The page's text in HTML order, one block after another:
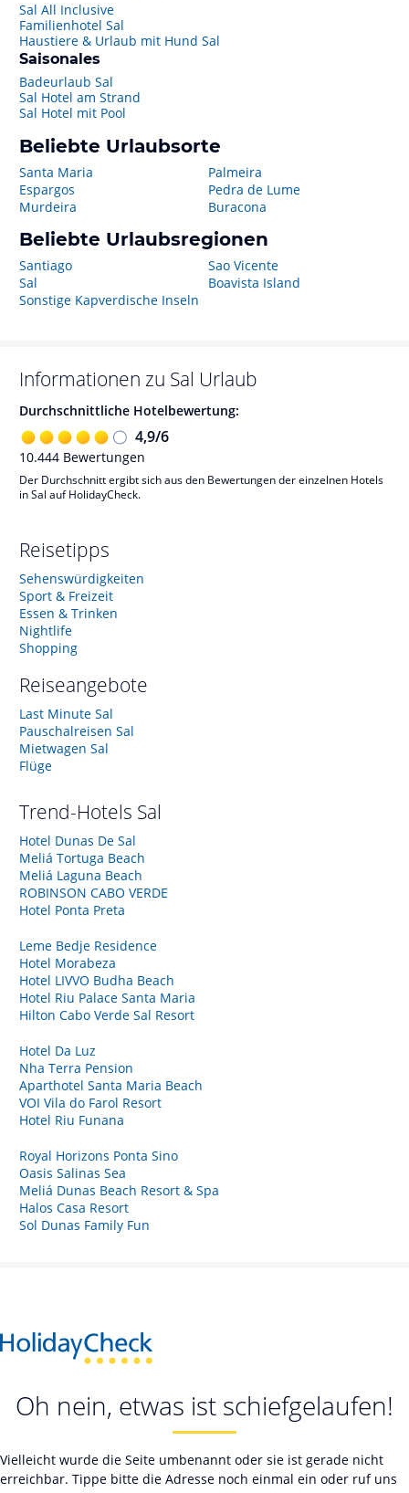
Sal All Inclusive
Familienhotel Sal
Haustiere & Urlaub mit Hund Sal
Saisonales
Badeurlaub Sal
Sal Hotel am Strand
Sal Hotel mit Pool
Beliebte Urlaubsorte
Santa Maria
Espargos
Murdeira
Palmeira
Pedra de Lume
Buracona
Beliebte Urlaubsregionen
Santiago
Sal
Sonstige Kapverdische Inseln
Sao Vicente
Boavista Island
Informationen zu Sal Urlaub
Durchschnittliche Hotelbewertung:
4,9/6
10.444 Bewertungen
Der Durchschnitt ergibt sich aus den Bewertungen der einzelnen Hotels
in Sal auf HolidayCheck.
Reisetipps
Sehenswürdigkeiten
Sport & Freizeit
Essen & Trinken
Nightlife
Shopping
Reiseangebote
Last Minute Sal
Pauschalreisen Sal
Mietwagen Sal
Flüge
Trend-Hotels Sal
Hotel Dunas De Sal
Meliá Tortuga Beach
Meliá Laguna Beach
ROBINSON CABO VERDE
Hotel Ponta Preta
Leme Bedje Residence
Hotel Morabeza
Hotel LIVVO Budha Beach
Hotel Riu Palace Santa Maria
Hilton Cabo Verde Sal Resort
Hotel Da Luz
Nha Terra Pension
Aparthotel Santa Maria Beach
VOI Vila do Farol Resort
Hotel Riu Funana
Royal Horizons Ponta Sino
Oasis Salinas Sea
Meliá Dunas Beach Resort & Spa
Halos Casa Resort
Sol Dunas Family Fun
Oh nein, etwas ist schiefgelaufen!
Vielleicht wurde die Seite umbenannt oder sie ist gerade nicht
erreichbar. Tippe bitte die Adresse noch einmal ein oder ruf uns